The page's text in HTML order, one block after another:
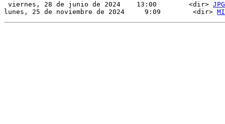
viernes, 28 de junio de 2024    13:00        <dir> JPG
lunes, 25 de noviembre de 2024     9:09        <dir>